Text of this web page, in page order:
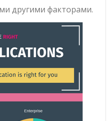
другими факторами.